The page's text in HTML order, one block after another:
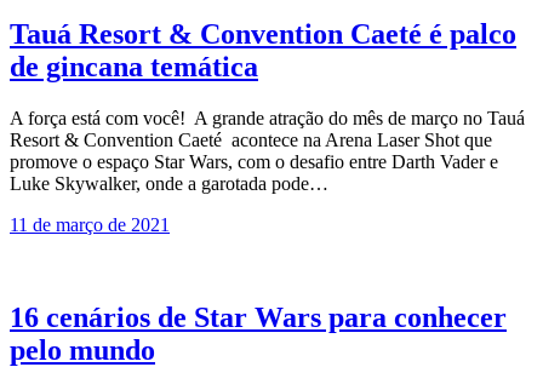
Tauá Resort & Convention Caeté é palco
de gincana temática
A força está com você! A grande atração do mês de março no Tauá
Resort & Convention Caeté acontece na Arena Laser Shot que
promove o espaço Star Wars, com o desafio entre Darth Vader e
Luke Skywalker, onde a garotada pode…
11 de março de 2021
16 cenários de Star Wars para conhecer
pelo mundo